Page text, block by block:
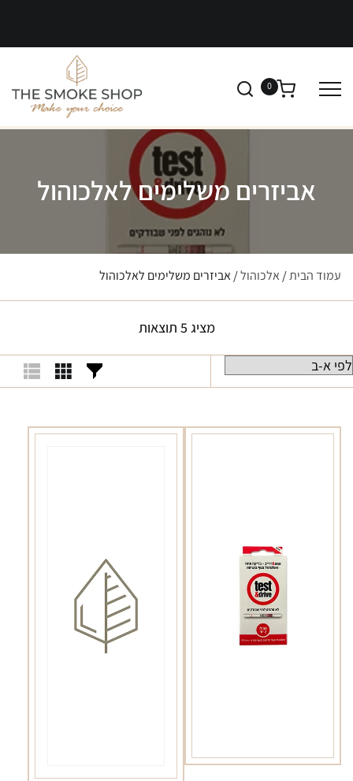
0
אביזרים משלימים לאלכוהול
עמוד הבית/ אלכוהול/ אביזרים משלימים לאלכוהול
מציג 5 תוצאות